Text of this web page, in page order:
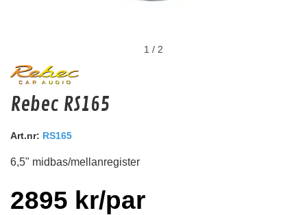
Audio System Z-PRO RCA
HIGH-END RCA-kontakt Hane
Snabblager 1-3 dagar
1 / 2
Rebec RS165
Art.nr: RS165
6,5" midbas/mellanregister
2895 kr/par